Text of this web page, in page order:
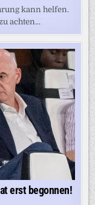
kann helfen.
achten...
erst begonnen!